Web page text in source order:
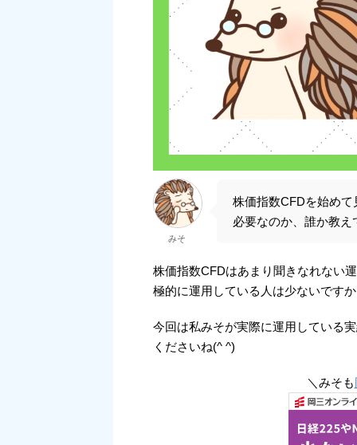
みそ
株価指数CFDを始め
必要なのか、誰か教え
株価指数CFDはあまり聞きなれない
極的に運用している人は少ないです
今回は私みそが実際に運用している
くださいね(^ ^)
＼みそも